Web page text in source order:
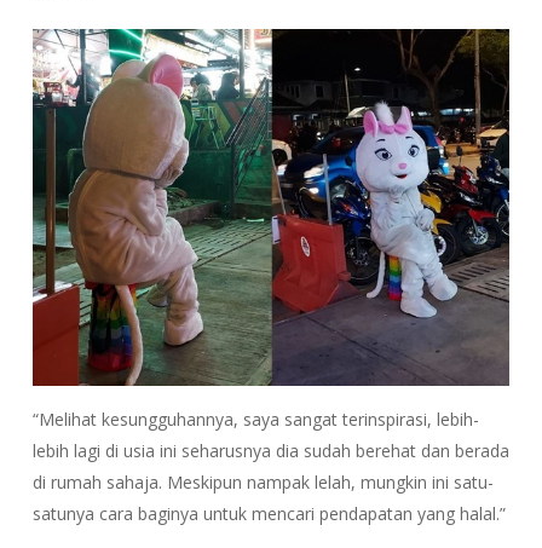
“Melihat kesungguhannya, saya sangat terinspirasi, lebih-
lebih lagi di usia ini seharusnya dia sudah berehat dan berada
di rumah sahaja. Meskipun nampak lelah, mungkin ini satu-
satunya cara baginya untuk mencari pendapatan yang halal.”